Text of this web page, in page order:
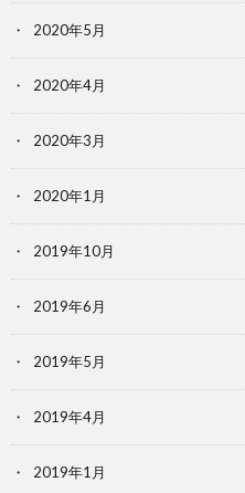
2020年5月
2020年4月
2020年3月
2020年1月
2019年10月
2019年6月
2019年5月
2019年4月
2019年1月